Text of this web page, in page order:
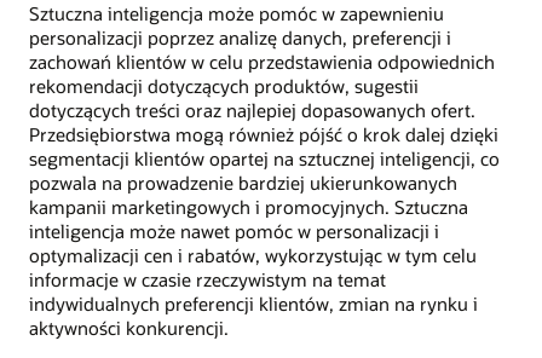
Sztuczna inteligencja może pomóc w zapewnieniu
personalizacji poprzez analizę danych, preferencji i
zachowań klientów w celu przedstawienia odpowiednich
rekomendacji dotyczących produktów, sugestii
dotyczących treści oraz najlepiej dopasowanych ofert.
Przedsiębiorstwa mogą również pójść o krok dalej dzięki
segmentacji klientów opartej na sztucznej inteligencji, co
pozwala na prowadzenie bardziej ukierunkowanych
kampanii marketingowych i promocyjnych. Sztuczna
inteligencja może nawet pomóc w personalizacji i
optymalizacji cen i rabatów, wykorzystując w tym celu
informacje w czasie rzeczywistym na temat
indywidualnych preferencji klientów, zmian na rynku i
aktywności konkurencji.